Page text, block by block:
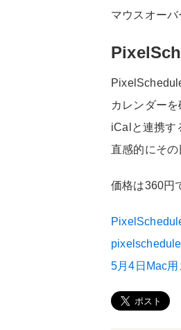
マウスオー
カレンダー
iCalと連携す
直感的にそ
価格は360円
5月4日Mac